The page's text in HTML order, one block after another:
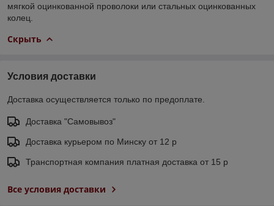
мягкой оцинкованной проволоки или стальных оцинкованных
колец.
Скрыть
Условия доставки
Доставка осуществляется только по предоплате.
Доставка "Самовывоз"
Доставка курьером по Минску от 12 р
Транспортная компания платная доставка от 15 р
Все условия доставки